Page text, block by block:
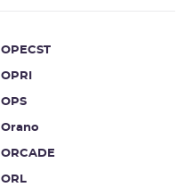
OPECST
OPRI
OPS
Orano
ORCADE
ORL